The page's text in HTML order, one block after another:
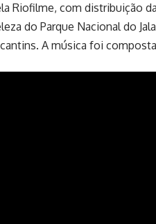
Riofilme, com distribuição
do Parque Nacional do
A música foi